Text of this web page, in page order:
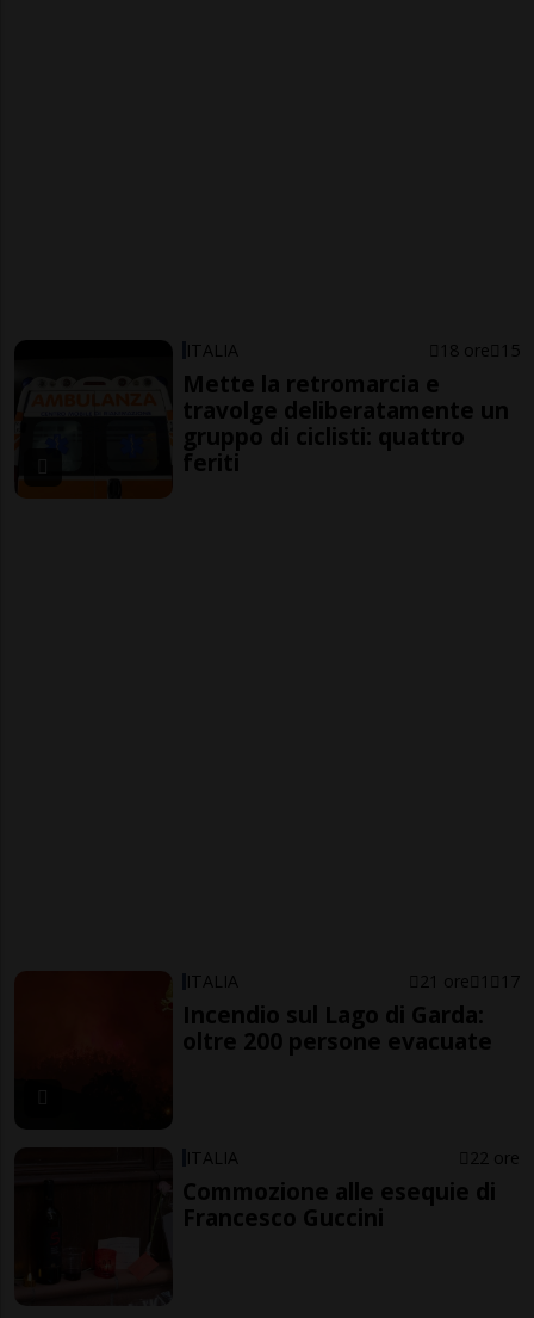
ITALIA 18 ore 15
Mette la retromarcia e
travolge deliberatamente un
gruppo di ciclisti: quattro
feriti
ITALIA 21 ore 1 17
Incendio sul Lago di Garda:
oltre 200 persone evacuate
ITALIA 22 ore
Commozione alle esequie di
Francesco Guccini